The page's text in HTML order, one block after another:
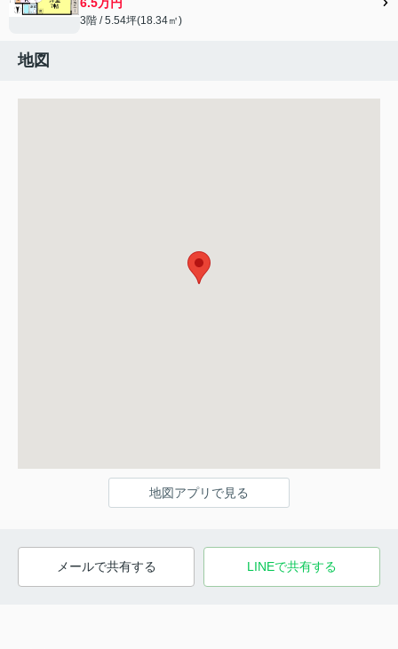
3階 / 5.54坪(18.34㎡)
地図
地図アプリで見る
メールで共有する LINEで共有する